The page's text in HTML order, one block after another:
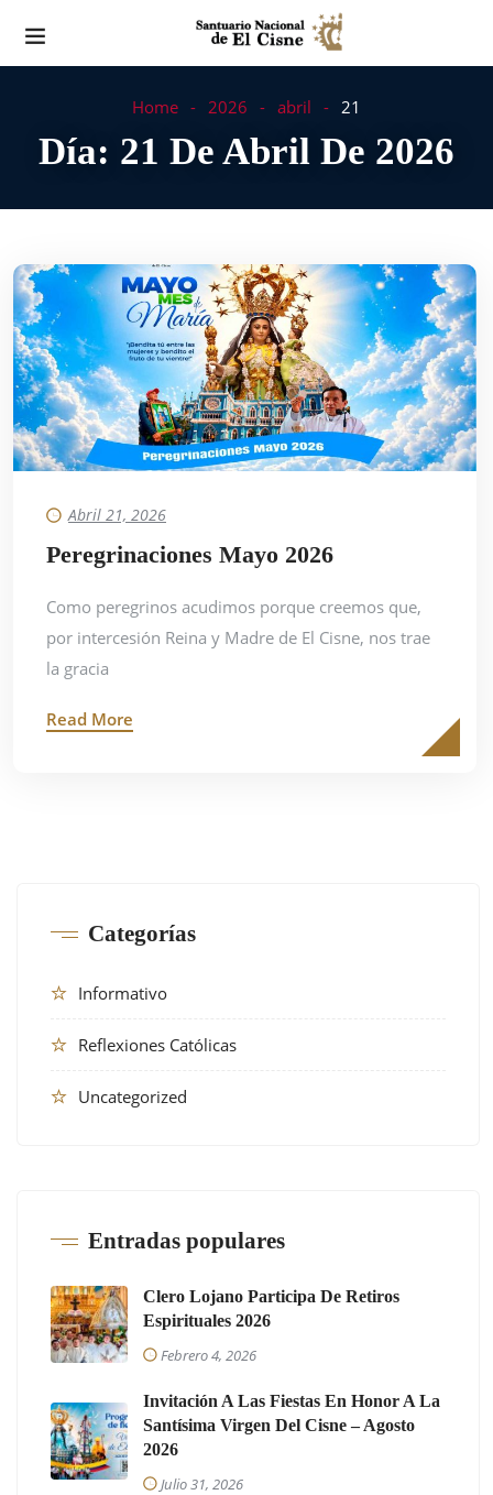
Home 2026 abril 21
Día: 21 De Abril De 2026
Abril 21, 2026
Peregrinaciones Mayo 2026
Como peregrinos acudimos porque creemos que,
por intercesión Reina y Madre de El Cisne, nos trae
la gracia
Read More
Categorías
Informativo
Reflexiones Católicas
Uncategorized
Entradas populares
Clero Lojano Participa De Retiros
Espirituales 2026
Febrero 4, 2026
Invitación A Las Fiestas En Honor A La
Santísima Virgen Del Cisne – Agosto
2026
Julio 31, 2026